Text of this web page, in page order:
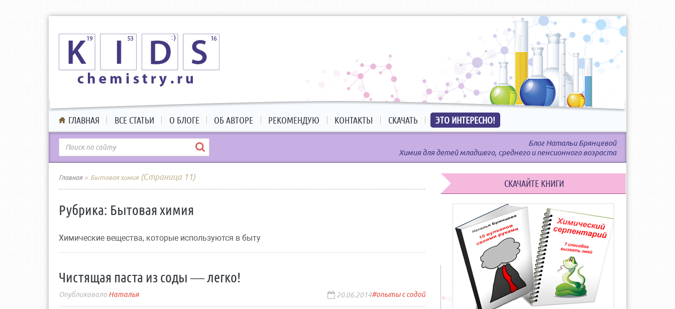
ГЛАВНАЯ ВСЕ СТАТЬИ О БЛОГЕ ОБ АВТОРЕ РЕКОМЕНДУЮ КОНТАКТЫ СКАЧАТЬ ЭТО ИНТЕРЕСНО!
Блог Натальи Брянцевой
Химия для детей младшего, среднего и пенсионного возраста
Главная» Бытовая химия(Страница 11)
Рубрика: Бытовая химия
Химические вещества, которые используются в быту
Чистящая паста из соды — легко!
Наталья опыты с содой
20.06.2014
СКАЧАЙТЕ КНИГИ